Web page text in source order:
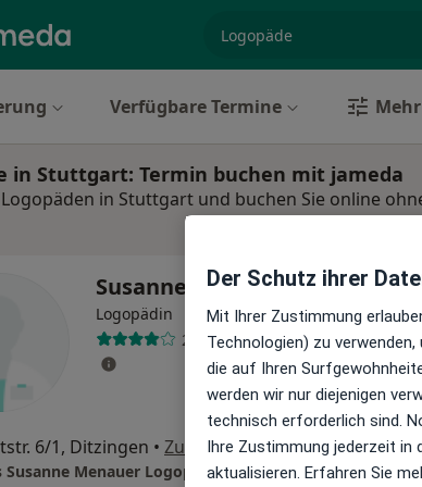
Verfügbare Termine
in Stuttgart: Termin buchen mit jameda
Logopäden in Stuttgart und buchen Sie online
Susanne Menauer
Logopädin
2 Bewertungen
6/1, Ditzingen • Zu Google Maps
Susanne Menauer Logopädie
Der Schutz ihrer
Mit Ihrer Zustimmung
Technologien) zu
die auf Ihren
werden wir nur diejenigen
technisch erforderlich sind.
Ihre Zustimmung jederzeit in
aktualisieren. Erfahren Sie